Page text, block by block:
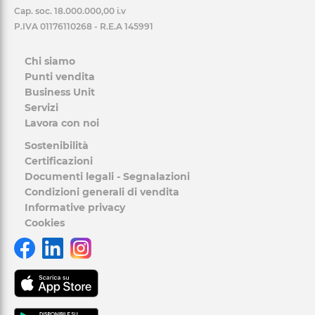
Cap. soc. 18.000.000,00 i.v
P.IVA 01176110268 - R.E.A 145991
Chi siamo
Punti vendita
Business Unit
Servizi
Lavora con noi
Sostenibilità
Certificazioni
Documenti legali - Segnalazioni
Condizioni generali di vendita
Informative privacy
Cookies